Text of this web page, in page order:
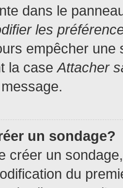
dans le
les
empêcher une
la caseAttacher
un sondage?
créer un
du